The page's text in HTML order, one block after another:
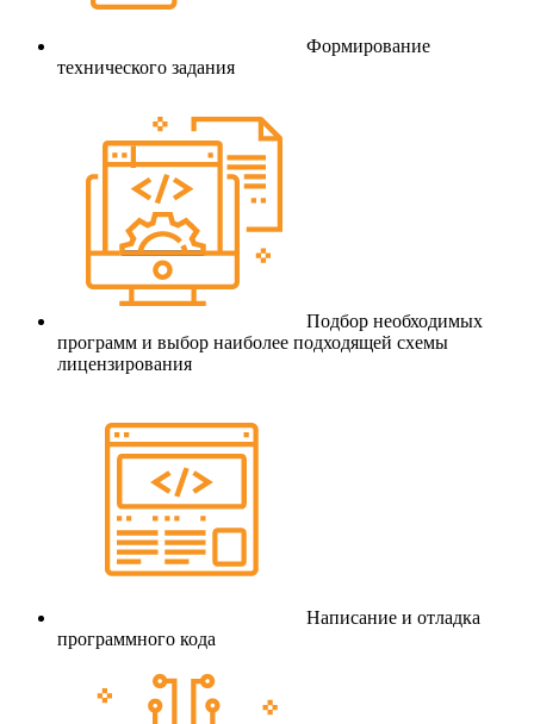
Формирование
технического задания
Подбор необходимых
программ и выбор наиболее подходящей схемы
лицензирования
Написание и отладка
программного кода